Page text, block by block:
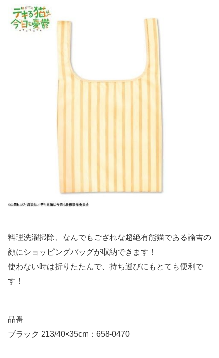
料理洗濯掃除、なんでもござれな超絶有能猫である諭吉の
顔にショッピングバッグが収納できます！
使わない時は折りたたんで、持ち運びにもとても便利で
す！
品番
ブラック 213/40×35cm：658-0470